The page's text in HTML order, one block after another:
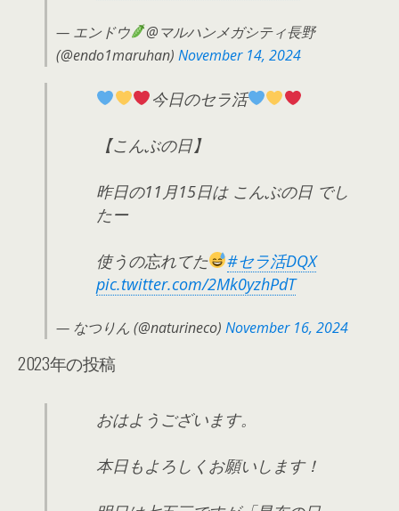
— エンドウ
@マルハンメガシティ長野
(@endo1maruhan) November 14, 2024
今日のセラ活
【こんぶの日】
昨日の11月15日は こんぶの日 でし
たー
使うの忘れてた
#セラ活DQX
pic.twitter.com/2Mk0yzhPdT
— なつりん (@naturineco) November 16, 2024
2023年の投稿
おはようございます。
本日もよろしくお願いします！